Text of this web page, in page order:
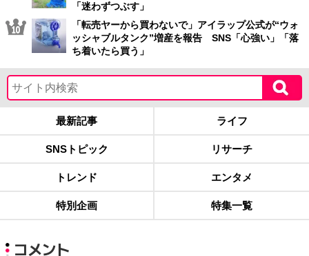
「迷わずつぶす」
「転売ヤーから買わないで」アイラップ公式が“ウォ
ッシャブルタンク”増産を報告 SNS「心強い」「落
ち着いたら買う」
最新記事 ライフ
SNSトピック リサーチ
トレンド エンタメ
特別企画 特集一覧
コメント